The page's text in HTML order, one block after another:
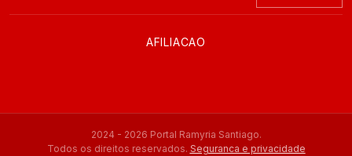
AFILIACAO
2024 - 2026 Portal Ramyria Santiago.
Todos os direitos reservados. Seguranca e privacidade